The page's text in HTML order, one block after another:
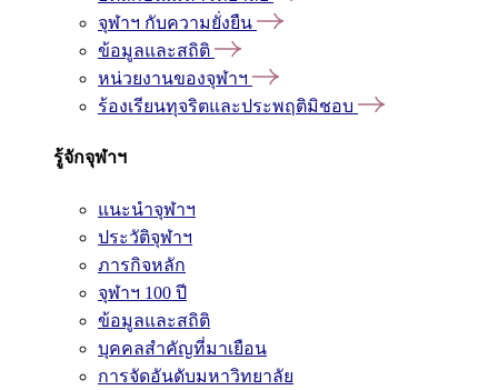
จุฬาฯ กับความยั่งยืน
ข้อมูลและสถิติ
หน่วยงานของจุฬาฯ
ร้องเรียนทุจริตและประพฤติมิชอบ
รู้จักจุฬาฯ
แนะนำจุฬาฯ
ประวัติจุฬาฯ
ภารกิจหลัก
จุฬาฯ 100 ปี
ข้อมูลและสถิติ
บุคคลสำคัญที่มาเยือน
การจัดอันดับมหาวิทยาลัย